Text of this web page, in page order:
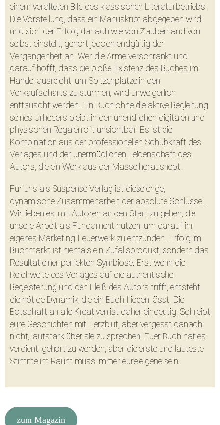
einem veralteten Bild des klassischen Literaturbetriebs.
Die Vorstellung, dass ein Manuskript abgegeben wird
und sich der Erfolg danach wie von Zauberhand von
selbst einstellt, gehört jedoch endgültig der
Vergangenheit an. Wer die Arme verschränkt und
darauf hofft, dass die bloße Existenz des Buches im
Handel ausreicht, um Spitzenplätze in den
Verkaufscharts zu stürmen, wird unweigerlich
enttäuscht werden. Ein Buch ohne die aktive Begleitung
seines Urhebers bleibt in den unendlichen digitalen und
physischen Regalen oft unsichtbar. Es ist die
Kombination aus der professionellen Schubkraft des
Verlages und der unermüdlichen Leidenschaft des
Autors, die ein Werk aus der Masse heraushebt.
Für uns als Suspense Verlag ist diese enge,
dynamische Zusammenarbeit der absolute Schlüssel.
Wir lieben es, mit Autoren an den Start zu gehen, die
unsere Arbeit als Fundament nutzen, um darauf ihr
eigenes Marketing-Feuerwerk zu entzünden. Erfolg im
Buchmarkt ist niemals ein Zufallsprodukt, sondern das
Resultat einer perfekten Symbiose. Erst wenn die
Reichweite des Verlages auf die authentische
Begeisterung und den Fleiß des Autors trifft, entsteht
die nötige Dynamik, die ein Buch fliegen lässt. Die
Botschaft an alle Kreativen ist daher eindeutig: Schreibt
eure Geschichten mit Herzblut, aber vergesst danach
nicht, lautstark über sie zu sprechen. Euer Buch hat es
verdient, gehört zu werden, aber die erste und lauteste
Stimme im Raum muss immer eure eigene sein.
zum Magazin